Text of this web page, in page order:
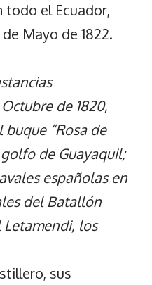
el Ecuador,
Mayo de 1822.
de 1820,
“Rosa de
de Guayaquil;
españolas en
del Batallón
Letamendi, los
sus